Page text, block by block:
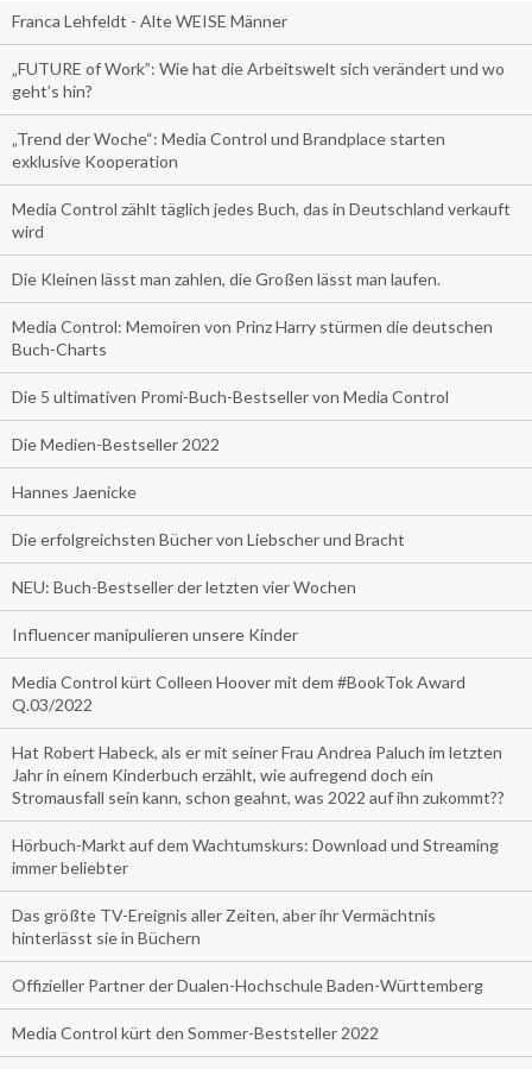
Franca Lehfeldt - Alte WEISE Männer
„FUTURE of Work”: Wie hat die Arbeitswelt sich verändert und wo
geht’s hin?
„Trend der Woche“: Media Control und Brandplace starten
exklusive Kooperation
Media Control zählt täglich jedes Buch, das in Deutschland verkauft
wird
Die Kleinen lässt man zahlen, die Großen lässt man laufen.
Media Control: Memoiren von Prinz Harry stürmen die deutschen
Buch-Charts
Die 5 ultimativen Promi-Buch-Bestseller von Media Control
Die Medien-Bestseller 2022
Hannes Jaenicke
Die erfolgreichsten Bücher von Liebscher und Bracht
NEU: Buch-Bestseller der letzten vier Wochen
Influencer manipulieren unsere Kinder
Media Control kürt Colleen Hoover mit dem #BookTok Award
Q.03/2022
Hat Robert Habeck, als er mit seiner Frau Andrea Paluch im letzten
Jahr in einem Kinderbuch erzählt, wie aufregend doch ein
Stromausfall sein kann, schon geahnt, was 2022 auf ihn zukommt??
Hörbuch-Markt auf dem Wachtumskurs: Download und Streaming
immer beliebter
Das größte TV-Ereignis aller Zeiten, aber ihr Vermächtnis
hinterlässt sie in Büchern
Offizieller Partner der Dualen-Hochschule Baden-Württemberg
Media Control kürt den Sommer-Beststeller 2022